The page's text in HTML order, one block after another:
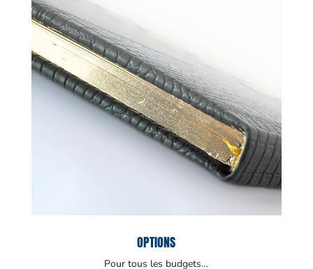
OPTIONS
Pour tous les budgets…